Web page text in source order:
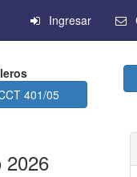
Ingresar
401/05
2026